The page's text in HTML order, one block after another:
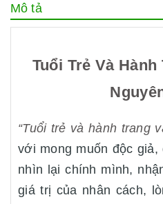
Mô tả
Tuổi Trẻ Và
“Tuổi trẻ và hành trang
với mong muốn độc
nhìn lại chính mình,
giá trị của nhân cách,